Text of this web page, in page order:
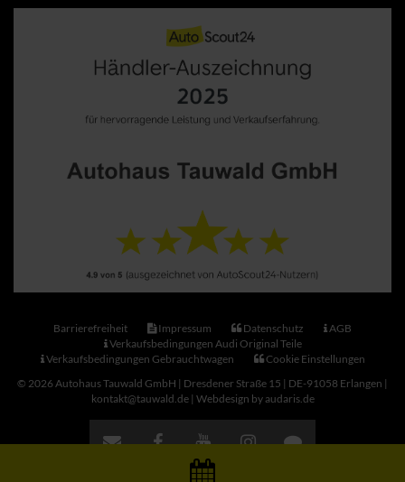
Barrierefreiheit Impressum Datenschutz
AGB
Verkaufsbedingungen Audi Original Teile
Verkaufsbedingungen Gebrauchtwagen
Cookie Einstellungen
© 2026 Autohaus Tauwald GmbH | Dresdener Straße 15 | DE-91058 Erlangen |
kontakt@tauwald.de | Webdesign by audaris.de